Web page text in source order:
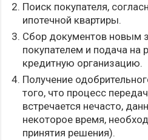
Поиск покупателя,
ипотечной квартиры.
Сбор документов новым
покупателем и подача на
кредитную организацию.
Получение
того, что процесс
встречается нечасто,
некоторое время,
принятия решения).